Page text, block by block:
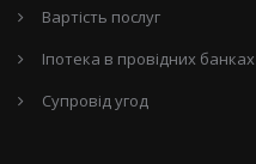
Вартість послуг
Іпотека в провідних банках
Супровід угод